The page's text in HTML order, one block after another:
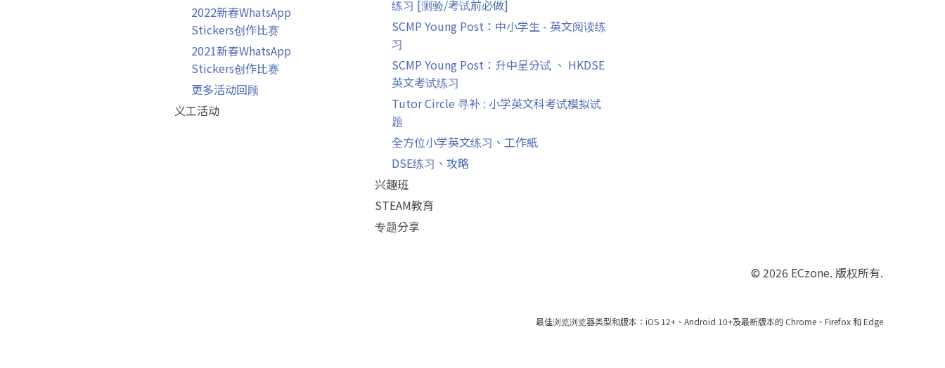
2022新春WhatsApp
Stickers创作比赛
2021新春WhatsApp
Stickers创作比赛
更多活动回顾
义工活动
练习 [测验/考试前必做]
SCMP Young Post：中小学生 - 英文阅读练
习
SCMP Young Post：升中呈分试 、 HKDSE
英文考试练习
Tutor Circle 寻补 : 小学英文科考试模拟试
题
全方位小学英文练习、工作紙
DSE练习、攻略
兴趣班
STEAM教育
专题分享
© 2026 ECzone. 版权所有.
最佳浏览浏览器类型和版本：iOS 12+、Android 10+及最新版本的 Chrome、Firefox 和 Edge